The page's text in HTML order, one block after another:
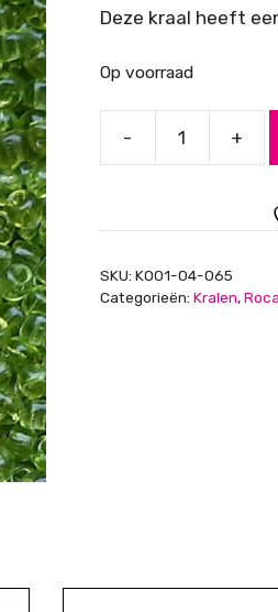
Deze kraal heeft
Op voorraad
-
transparant,
aantal
+
SKU: K001-04-065
Categorieën: Kralen,